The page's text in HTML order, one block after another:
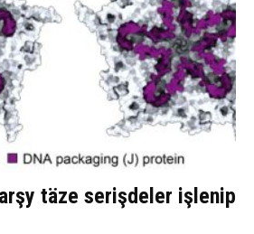
täze serişdeler işlenip